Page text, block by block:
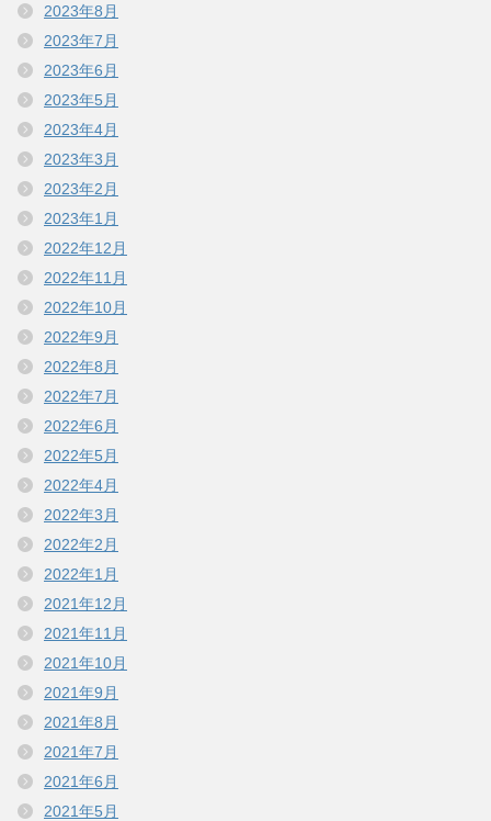
2023年8月
2023年7月
2023年6月
2023年5月
2023年4月
2023年3月
2023年2月
2023年1月
2022年12月
2022年11月
2022年10月
2022年9月
2022年8月
2022年7月
2022年6月
2022年5月
2022年4月
2022年3月
2022年2月
2022年1月
2021年12月
2021年11月
2021年10月
2021年9月
2021年8月
2021年7月
2021年6月
2021年5月